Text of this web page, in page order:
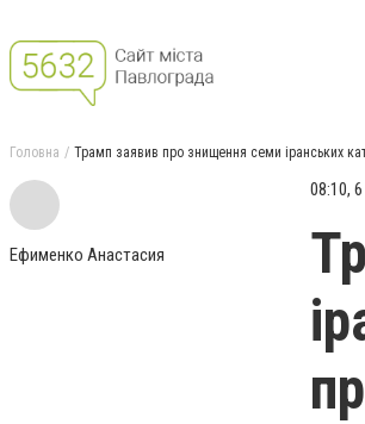
Головна Трамп заявив про знищення семи іранських
Ефименко Анастасия
08:10,